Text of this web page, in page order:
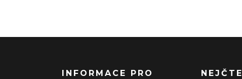
INFORMACE PRO